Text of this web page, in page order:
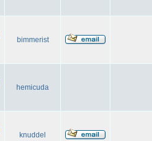
bimmerist
hemicuda
knuddel